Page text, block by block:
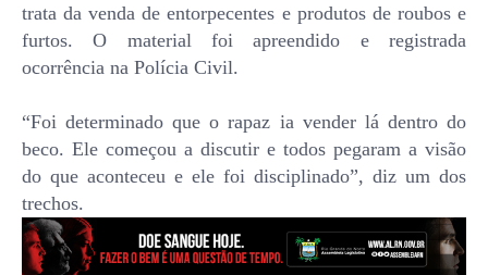
trata da venda de entorpecentes e produtos de roubos e
furtos. O material foi apreendido e registrada
ocorrência na Polícia Civil.
“Foi determinado que o rapaz ia vender lá dentro do
beco. Ele começou a discutir e todos pegaram a visão
do que aconteceu e ele foi disciplinado”, diz um dos
trechos.